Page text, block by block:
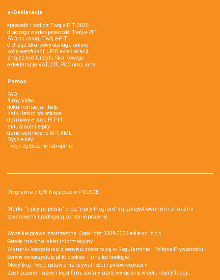
e-Deklaracje
sprawdź i rozlicz Twój e PIT 2026
dlaczego warto sprawdzić Twój e-PIT
FAQ do usługi Twój e-PIT
e-Urząd Skarbowy obsługa online
kody weryfikacji UPO e-deklaracji
znajdź kod Urzędu Skarbowego
e-deklaracje VAT, CIT, PCC oraz inne
Pomoc
FAQ
filmy Video
dokumentacja - help
kalkulatory podatkowe
darmowy e-book PIT-11
aktualności e-pity
dane techniczne API, XML
Dysk e-pity
Twoje zgłoszenie lub opinia
Program e-pity® Najlepsze w POLSCE.
Marki: "e-pity po prostu" oraz "e-pity Program" są zarejestrowanymi znakami
towarowymi i podlegają ochronie prawnej.
Wszelkie prawa zastrzeżone. Copyright 2009-2026 e-file sp. z o.o.
Serwis ma charakter informacyjny.
Warunki korzystania z serwisu zawarte są w Regulaminie i Polityce Prywatności.
Serwis wykorzystuje pliki cookies i inne technologie.
Modyfikuj Twoje ustawienia prywatności i plików cookies »
Zastrzeżone nazwy i loga firm, zostały użyte wyłącznie w celu identyfikacji.